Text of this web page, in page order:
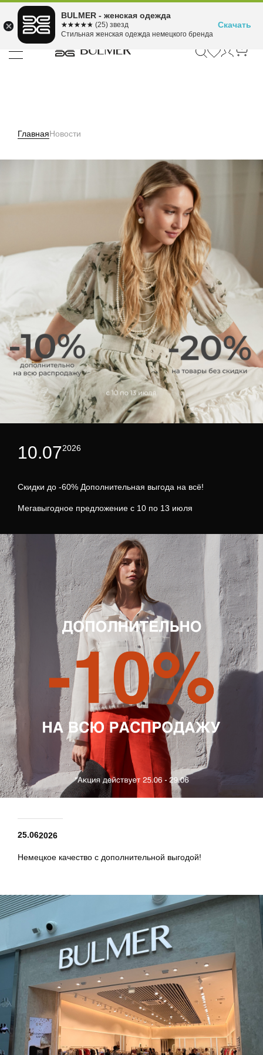
Подели оплату на 4
платежа ⓘ
Для покупок от 300 ₽ до 30,000 ₽
ГлавнаяНовости
10.072026
Скидки до -60% Дополнительная выгода на всё!
Мегавыгодное предложение с 10 по 13 июля
25.062026
Немецкое качество с дополнительной выгодой!
BULMER - женская одежда
☆☆☆☆☆
★★★★★ (25) звезд
Стильная женская одежда немецкого бренда
Скачать